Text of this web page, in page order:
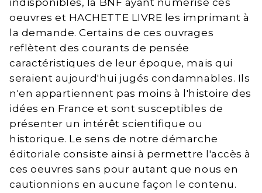
indisponibles, la BNF ayant numérisé ces
oeuvres et HACHETTE LIVRE les imprimant à
la demande. Certains de ces ouvrages
reflètent des courants de pensée
caractéristiques de leur époque, mais qui
seraient aujourd'hui jugés condamnables. Ils
n'en appartiennent pas moins à l'histoire des
idées en France et sont susceptibles de
présenter un intérêt scientifique ou
historique. Le sens de notre démarche
éditoriale consiste ainsi à permettre l'accès à
ces oeuvres sans pour autant que nous en
cautionnions en aucune façon le contenu.